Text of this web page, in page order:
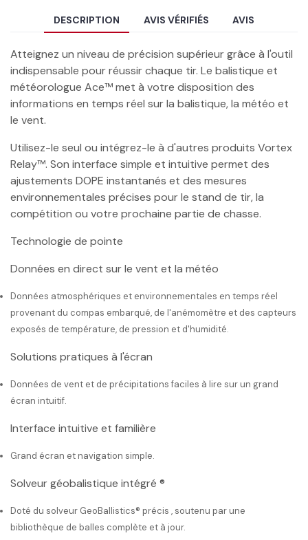
DESCRIPTION AVIS VÉRIFIÉS AVIS
Atteignez un niveau de précision supérieur grâce à l'outil
indispensable pour réussir chaque tir. Le balistique et
météorologue Ace™ met à votre disposition des
informations en temps réel sur la balistique, la météo et
le vent.
Utilisez-le seul ou intégrez-le à d'autres produits Vortex
Relay™. Son interface simple et intuitive permet des
ajustements DOPE instantanés et des mesures
environnementales précises pour le stand de tir, la
compétition ou votre prochaine partie de chasse.
Technologie de pointe
Données en direct sur le vent et la météo
Données atmosphériques et environnementales en temps réel
provenant du compas embarqué, de l'anémomètre et des capteurs
exposés de température, de pression et d'humidité.
Solutions pratiques à l'écran
Données de vent et de précipitations faciles à lire sur un grand
écran intuitif.
Interface intuitive et familière
Grand écran et navigation simple.
Solveur géobalistique intégré ®
Doté du solveur GeoBallistics® précis , soutenu par une
bibliothèque de balles complète et à jour.